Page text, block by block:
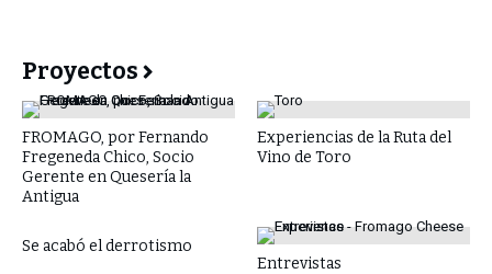
Proyectos
FROMAGO, por Fernando
Fregeneda Chico, Socio
Gerente en Quesería la
Antigua
Experiencias de la Ruta del
Vino de Toro
Se acabó el derrotismo
Entrevistas